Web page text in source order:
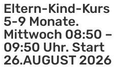
Eltern-Kind-Kurs
5-9 Monate.
Mittwoch 08:50 –
09:50 Uhr. Start
26.AUGUST 2026